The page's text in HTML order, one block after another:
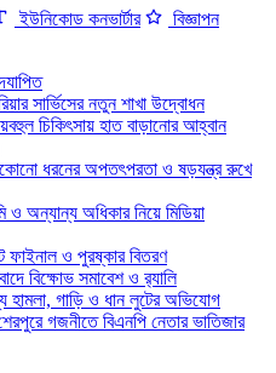
ইউনিকোড কনভার্টার
বিজ্ঞাপন
সার্ভিসের নতুন শাখা উদ্বোধন
চিকিৎসায় হাত বাড়ানোর আহ্বান
ধরনের অপতৎপরতা ও ষড়যন্ত্র রুখে
ও অন্যান্য অধিকার নিয়ে মিডিয়া
ফাইনাল ও পুরষ্কার বিতরণ
বিক্ষোভ সমাবেশ ও র‍্যালি
হামলা, গাড়ি ও ধান লুটের অভিযোগ
গজনীতে বিএনপি নেতার ভাতিজার